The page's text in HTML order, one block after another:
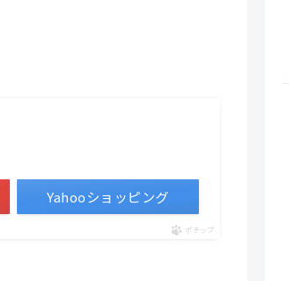
Yahooショッピング
ポチップ